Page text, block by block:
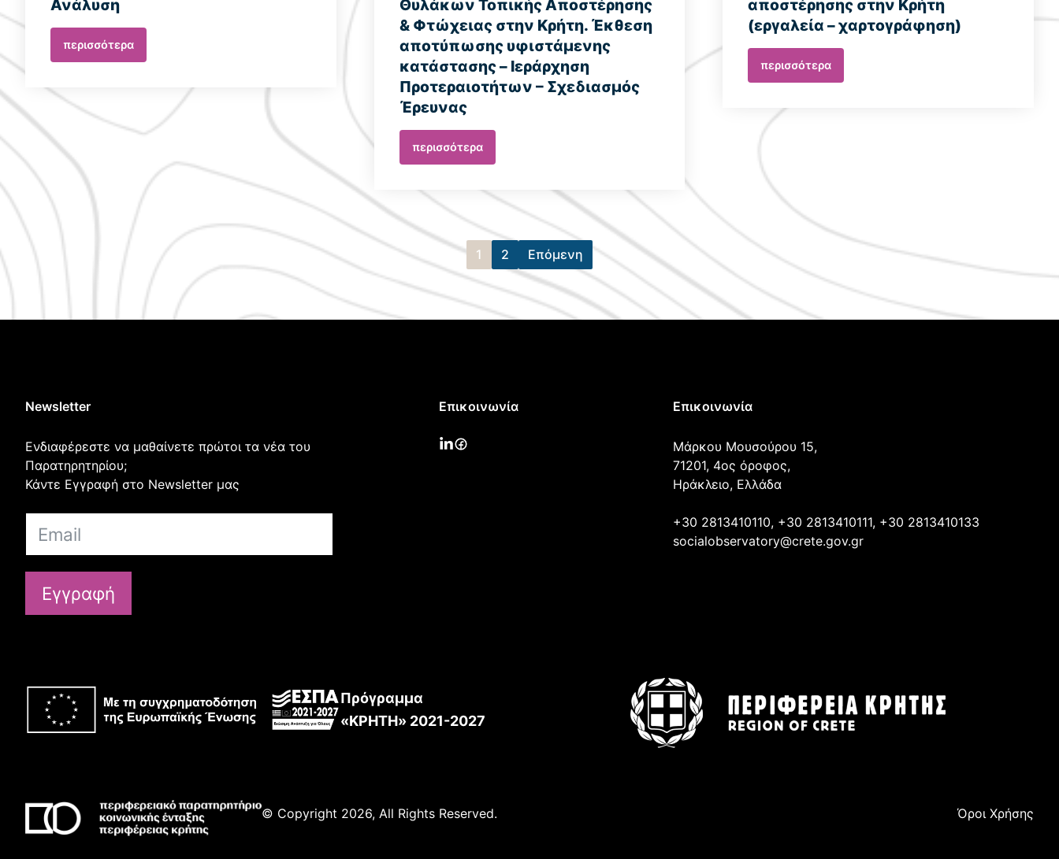
Ανάλυση
περισσότερα
Θυλάκων Τοπικής Αποστέρησης
& Φτώχειας στην Κρήτη. Έκθεση
αποτύπωσης υφιστάμενης
κατάστασης – Ιεράρχηση
Προτεραιοτήτων – Σχεδιασμός
Έρευνας
περισσότερα
αποστέρησης στην Κρήτη
(εργαλεία – χαρτογράφηση)
περισσότερα
1 2 Επόμενη
Newsletter
Ενδιαφέρεστε να μαθαίνετε πρώτοι τα νέα του
Παρατηρητηρίου;
Κάντε Εγγραφή στο Newsletter μας
Εγγραφή
Επικοινωνία Επικοινωνία
Μάρκου Μουσούρου 15,
71201, 4ος όροφος,
Ηράκλειο, Ελλάδα
+30 2813410110, +30 2813410111, +30 2813410133
socialobservatory@crete.gov.gr
Πρόγραμμα
«ΚΡΗΤΗ» 2021-2027
© Copyright 2026, All Rights Reserved. Όροι Χρήσης